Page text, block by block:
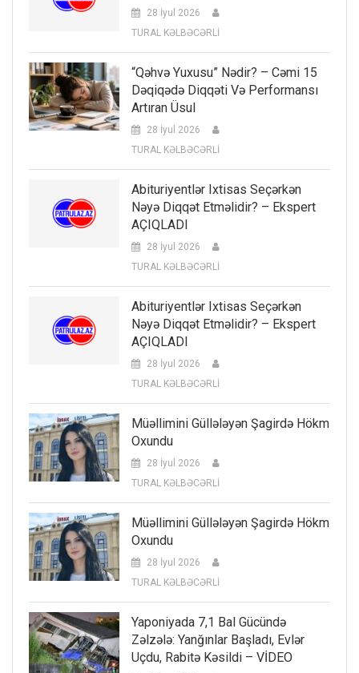
28 İyul 2026
TURAL KƏLBƏCƏRLİ
“Qəhvə Yuxusu” Nədir? – Cəmi 15
Dəqiqədə Diqqəti Və Performansı
Artıran Üsul
28 İyul 2026
TURAL KƏLBƏCƏRLİ
Abituriyentlər Ixtisas Seçərkən
Nəyə Diqqət Etməlidir? – Ekspert
AÇIQLADI
28 İyul 2026
TURAL KƏLBƏCƏRLİ
Abituriyentlər Ixtisas Seçərkən
Nəyə Diqqət Etməlidir? – Ekspert
AÇIQLADI
28 İyul 2026
TURAL KƏLBƏCƏRLİ
Müəllimini Güllələyən Şagirdə Hökm
Oxundu
28 İyul 2026
TURAL KƏLBƏCƏRLİ
Müəllimini Güllələyən Şagirdə Hökm
Oxundu
28 İyul 2026
TURAL KƏLBƏCƏRLİ
Yaponiyada 7,1 Bal Gücündə
Zəlzələ: Yanğınlar Başladı, Evlər
Uçdu, Rabitə Kəsildi – VİDEO